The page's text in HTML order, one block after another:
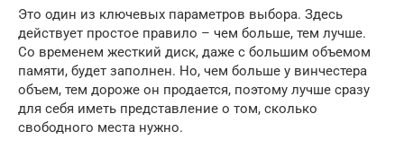
Это один из ключевых параметров выбора. Здесь
действует простое правило – чем больше, тем лучше.
Со временем жесткий диск, даже с большим объемом
памяти, будет заполнен. Но, чем больше у винчестера
объем, тем дороже он продается, поэтому лучше сразу
для себя иметь представление о том, сколько
свободного места нужно.